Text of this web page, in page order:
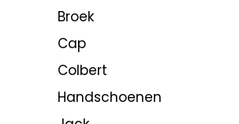
Broek
Cap
Colbert
Handschoenen